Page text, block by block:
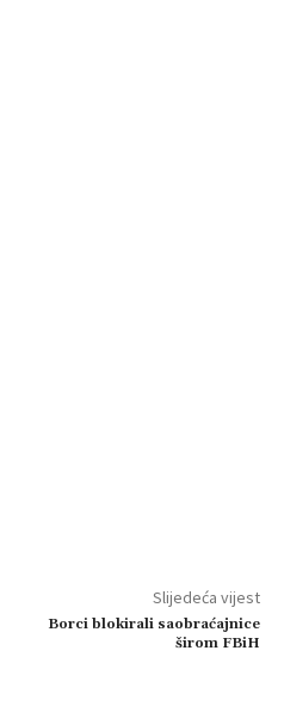
Slijedeća vijest
Borci blokirali saobraćajnice
širom FBiH